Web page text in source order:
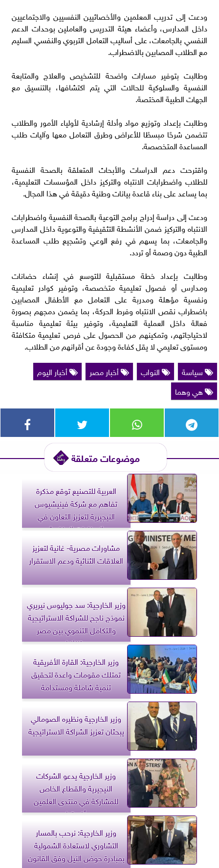
ودعت إلى تدريب المعلمين والأخصائيين النفسيين والاجتماعيين
داخل المدارس، وأعضاء هيئة التدريس والعاملين بوحدات الدعم
النفسي بالجامعات، على أساليب التعامل التربوي والنفسي السليم
مع الطلاب المصابين بالاضطراب.
وطالبت بتوفير مسارات واضحة للتشخيص والعلاج والمتابعة
النفسية والسلوكية للحالات التي يتم اكتشافها، بالتنسيق مع
الجهات الطبية المختصة.
وطالبت بإعداد وتوزيع مواد وأدلة إرشادية لأولياء الأمور والطلاب
تتضمن شرحًا مبسطًا للأعراض وطرق التعامل معها وآليات طلب
المساعدة المتخصصة.
واقترحت دعم الدراسات والأبحاث المتعلقة بالصحة النفسية
للطلاب واضطرابات الانتباه والتركيز داخل المؤسسات التعليمية،
بما يساعد على بناء قاعدة بيانات وطنية دقيقة في هذا المجال.
ودعت إلى دراسة إدراج برامج التوعية بالصحة النفسية واضطرابات
الانتباه والتركيز ضمن الأنشطة التثقيفية والتوعوية داخل المدارس
والجامعات، بما يسهم في رفع الوعي وتشجيع طلب المساعدة
الطبية دون وصمة أو تردد.
وطالبت بإعداد خطة مستقبلية للتوسع في إنشاء حضانات
ومدارس أو فصول تعليمية متخصصة، وتوفير كوادر تعليمية
ونفسية مؤهلة ومدربة على التعامل مع الأطفال المصابين
باضطراب نقص الانتباه وفرط الحركة، بما يضمن دمجهم بصورة
فعالة داخل العملية التعليمية، وتوفير بيئة تعليمية مناسبة
لاحتياجاتهم، وتمكينهم من الحصول على فرص تعليمية متكافئة
ومستوى تعليمي لا يقل كفاءة وجودة عن أقرانهم من الطلاب.
سياسة
النواب أخبار مصر
أخبار اليوم
هي وهما
موضوعات متعلقة
العربية للتصنيع توقع مذكرة
تفاهم مع شركة فينيشيوس
النيجيرية لتعزيز التعاون في
الصناعات الدفاعية
مشاورات مصرية- غانية لتعزيز
العلاقات الثنائية ودعم الاستقرار
وزير الخارجية: سد جوليوس نيريري
نموذج ناجح للشراكة الاستراتيجية
والتكامل التنموي بين مصر
وتنزانيا
وزير الخارجية: القارة الأفريقية
تمتلك مقومات واعدة لتحقيق
تنمية شاملة ومستدامة
وزير الخارجية ونظيره الصومالي
يبحثان تعزيز الشراكة الاستراتيجية
وزير الخارجية يدعو الشركات
النيجيرية والقطاع الخاص
للمشاركة في منتدى العلمين
أفريقيا
وزير الخارجية: نرحب بالمسار
التشاوري لاستعادة الشمولية
بمبادرة حوض النيل وفق القانون